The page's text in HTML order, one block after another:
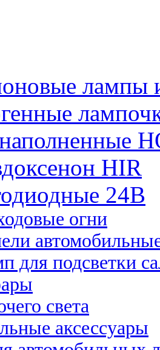
лампы
HIR
24B
огни
для подсветки
света
аксессуары